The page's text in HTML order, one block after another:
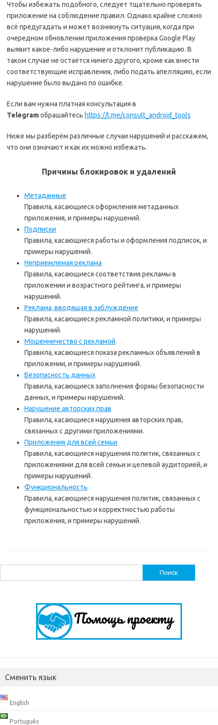
Чтобы избежать подобного, следует тщательно проверять
приложение на соблюдение правил. Однако крайне сложно
всё предугадать и может возникнуть ситуация, когда при
очередном обновлении приложения проверка Google Play
выявит какое-либо нарушение и отклонит публикацию. В
таком случае не остаётся ничего другого, кроме как внести
соответствующие исправления, либо подать апелляцию, если
нарушение было выдано по ошибке.
Если вам нужна платная консультация в
Telegramобрашайтесь https://t.me/consult_android_tools
Ниже мы разберём различные случаи нарушений и расскажем,
что они означают и как их можно избежать.
Причины блокировок и удалений
Метаданные
Правила, касающиеся оформления метаданных
приложения, и примеры нарушений.
Подписки
Правила, касающиеся работы и оформления подписок, и
примеры нарушений.
Неприемлемая реклама
Правила, касающиеся соответствия рекламы в
приложении и возрастного рейтинга, и примеры
нарушений.
Реклама, вводящая в заблуждение
Правила, касающиеся рекламной политики, и примеры
нарушений.
Мошенничество с рекламой
Правила, касающиеся показа рекламных объявлений в
приложении, и примеры нарушений.
Безопасность данных
Правила, касающиеся заполнения формы безопасности
данных, и примеры нарушений.
Нарушение авторских прав
Правила, касающиеся нарушения авторских прав,
связанных с другими приложениями.
Приложения для всей семьи
Правила, касающиеся нарушения политик, связанных с
приложениями для всей семьи и целевой аудиторией, и
примеры нарушений.
Функциональность
Правила, касающиеся нарушения политик, связанных с
функциональностью и корректностью работы
приложения, и примеры нарушений.
Сменить язык
English
Português